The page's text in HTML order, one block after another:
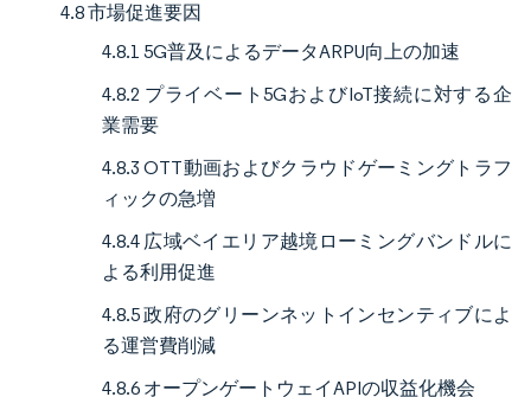
4.8 市場促進要因
4.8.1 5G普及によるデータARPU向上の加速
4.8.2 プライベート5GおよびIoT接続に対する企
業需要
4.8.3 OTT動画およびクラウドゲーミングトラフ
ィックの急増
4.8.4 広域ベイエリア越境ローミングバンドルに
よる利用促進
4.8.5 政府のグリーンネットインセンティブによ
る運営費削減
4.8.6 オープンゲートウェイAPIの収益化機会